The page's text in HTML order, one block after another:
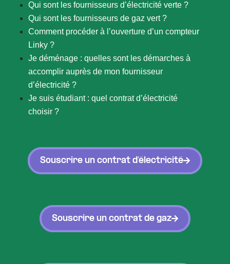
Qui sont les fournisseurs d’électricité verte ?
Qui sont les fournisseurs de gaz vert ?
Comment procéder à l’ouverture d’un compteur
Linky ?
Je déménage : quelles sont les démarches à
accomplir auprès de mon fournisseur
d’électricité ?
Je suis étudiant : quel contrat d’électricité
choisir ?
Souscrire un contrat d'électricité
Souscrire un contrat de gaz